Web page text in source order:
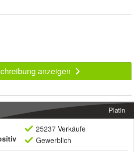
anzeigen
Platin
25237 Verkäufe
Gewerblich